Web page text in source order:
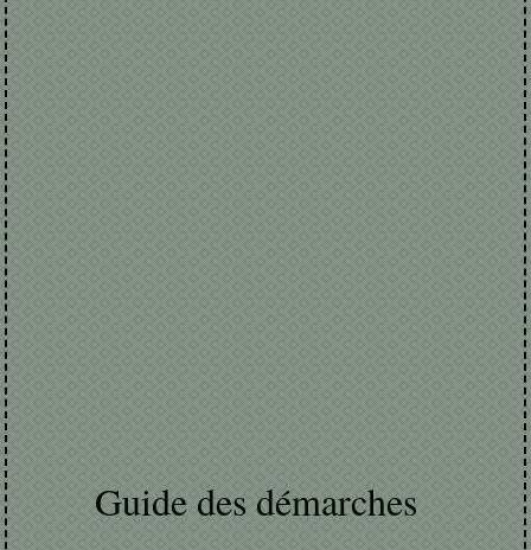
Guide des démarches